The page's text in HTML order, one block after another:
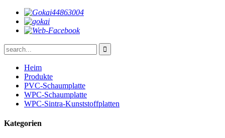
Heim
Produkte
PVC-Schaumplatte
WPC-Schaumplatte
WPC-Sintra-Kunststoffplatten
Kategorien